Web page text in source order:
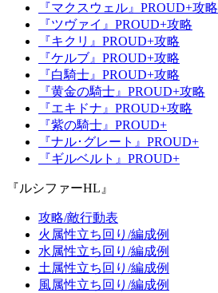
『マクスウェル』PROUD+攻略
『ツヴァイ』PROUD+攻略
『キクリ』PROUD+攻略
『ケルブ』PROUD+攻略
『白騎士』PROUD+攻略
『黄金の騎士』PROUD+攻略
『エキドナ』PROUD+攻略
『紫の騎士』PROUD+
『ナル･グレート』PROUD+
『ギルベルト』PROUD+
『ルシファーHL』
攻略/敵行動表
火属性立ち回り/編成例
水属性立ち回り/編成例
土属性立ち回り/編成例
風属性立ち回り/編成例